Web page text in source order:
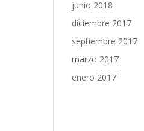
junio 2018
diciembre 2017
septiembre 2017
marzo 2017
enero 2017